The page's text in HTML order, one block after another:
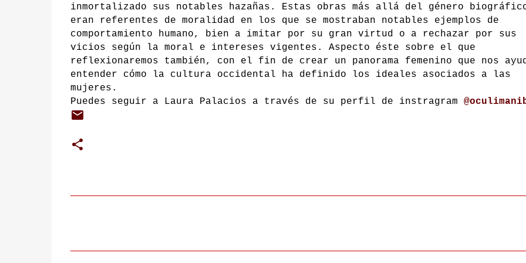
inmortalizado sus notables hazañas. Estas obras más allá del género
eran referentes de moralidad en los que se mostraban notables ejemplos de
comportamiento humano, bien a imitar por su gran virtud o a rechazar por sus
vicios según la moral e intereses vigentes. Aspecto éste sobre el que
reflexionaremos también, con el fin de crear un panorama femenino que nos
entender cómo la cultura occidental ha definido los ideales asociados a las
mujeres.
Puedes seguir a Laura Palacios a través de su perfil de instragram